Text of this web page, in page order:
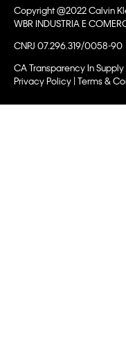
Copyright @2022 Calvin
WBR INDUSTRIA E
CNPJ 07.296.319/0058-90
CA Transparency In
Privacy Policy | Terms &